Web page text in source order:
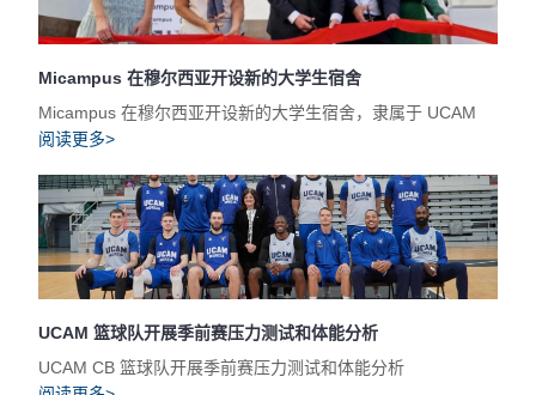
Micampus 在穆尔西亚开设新的大学生宿舍
Micampus 在穆尔西亚开设新的大学生宿舍，隶属于 UCAM
阅读更多>
UCAM 篮球队开展季前赛压力测试和体能分析
UCAM CB 篮球队开展季前赛压力测试和体能分析